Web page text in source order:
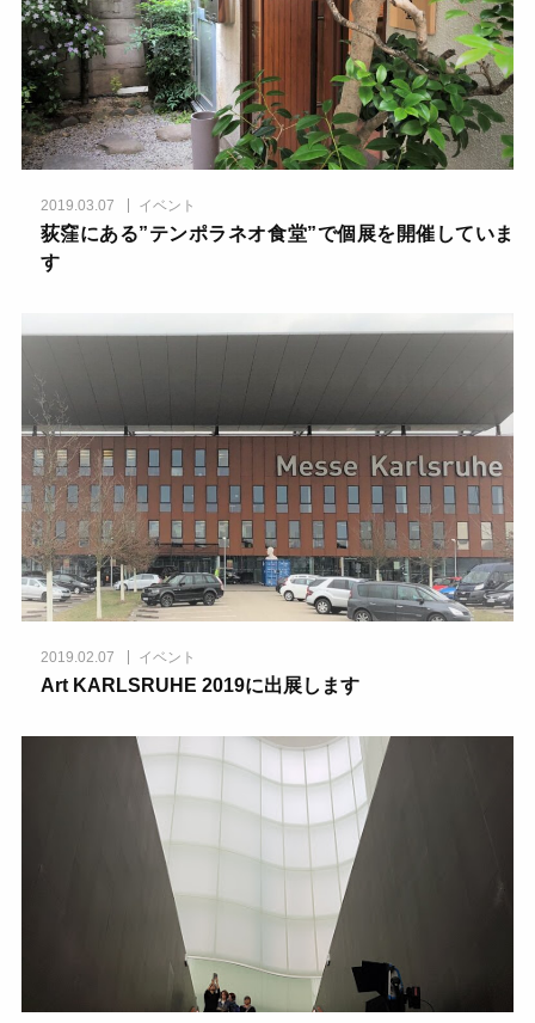
2019.03.07 イベント
荻窪にある”テンポラネオ食堂”で個展を開催していま
す
2019.02.07 イベント
Art KARLSRUHE 2019に出展します